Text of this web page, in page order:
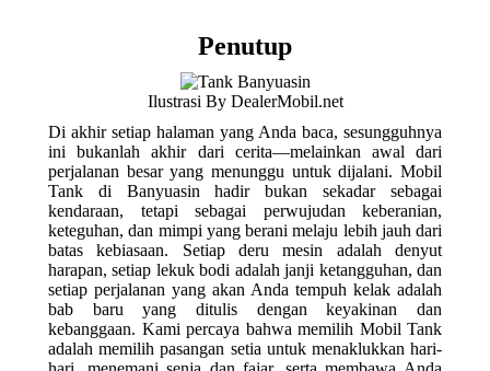
Penutup
Ilustrasi By DealerMobil.net
Di akhir setiap halaman yang Anda baca, sesungguhnya
ini bukanlah akhir dari cerita—melainkan awal dari
perjalanan besar yang menunggu untuk dijalani. Mobil
Tank di Banyuasin hadir bukan sekadar sebagai
kendaraan, tetapi sebagai perwujudan keberanian,
keteguhan, dan mimpi yang berani melaju lebih jauh dari
batas kebiasaan. Setiap deru mesin adalah denyut
harapan, setiap lekuk bodi adalah janji ketangguhan, dan
setiap perjalanan yang akan Anda tempuh kelak adalah
bab baru yang ditulis dengan keyakinan dan
kebanggaan. Kami percaya bahwa memilih Mobil Tank
adalah memilih pasangan setia untuk menaklukkan hari-